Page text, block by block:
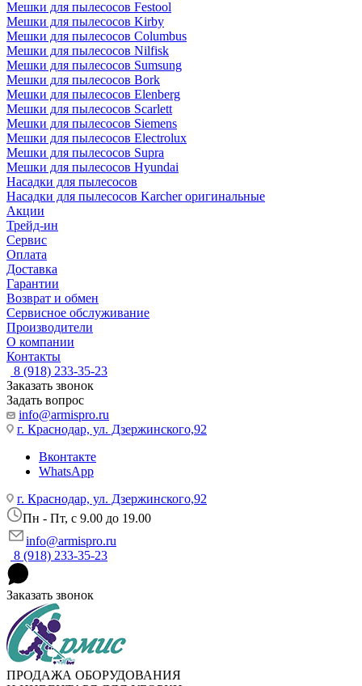
Мешки для пылесосов Festool
Мешки для пылесосов Kirby
Мешки для пылесосов Columbus
Мешки для пылесосов Nilfisk
Мешки для пылесосов Sumsung
Мешки для пылесосов Bork
Мешки для пылесосов Elenberg
Мешки для пылесосов Scarlett
Мешки для пылесосов Siemens
Мешки для пылесосов Electrolux
Мешки для пылесосов Supra
Мешки для пылесосов Hyundai
Насадки для пылесосов
Насадки для пылесосов Karcher оригинальные
Акции
Трейд-ин
Сервис
Оплата
Доставка
Гарантии
Возврат и обмен
Сервисное обслуживание
Производители
О компании
Контакты
8 (918) 233-35-23
Заказать звонок
Задать вопрос
info@armispro.ru
г. Краснодар, ул. Дзержинского,92
Вконтакте
WhatsApp
г. Краснодар, ул. Дзержинского,92
Пн - Пт, c 9.00 до 19.00
info@armispro.ru
8 (918) 233-35-23
Заказать звонок
ПРОДАЖА ОБОРУДОВАНИЯ